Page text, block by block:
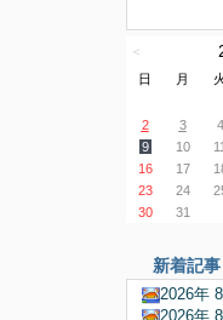
＜
日
月
2
3 4
9
10 11
16
17
23
24
30
31
新着記事
2026年
2026年